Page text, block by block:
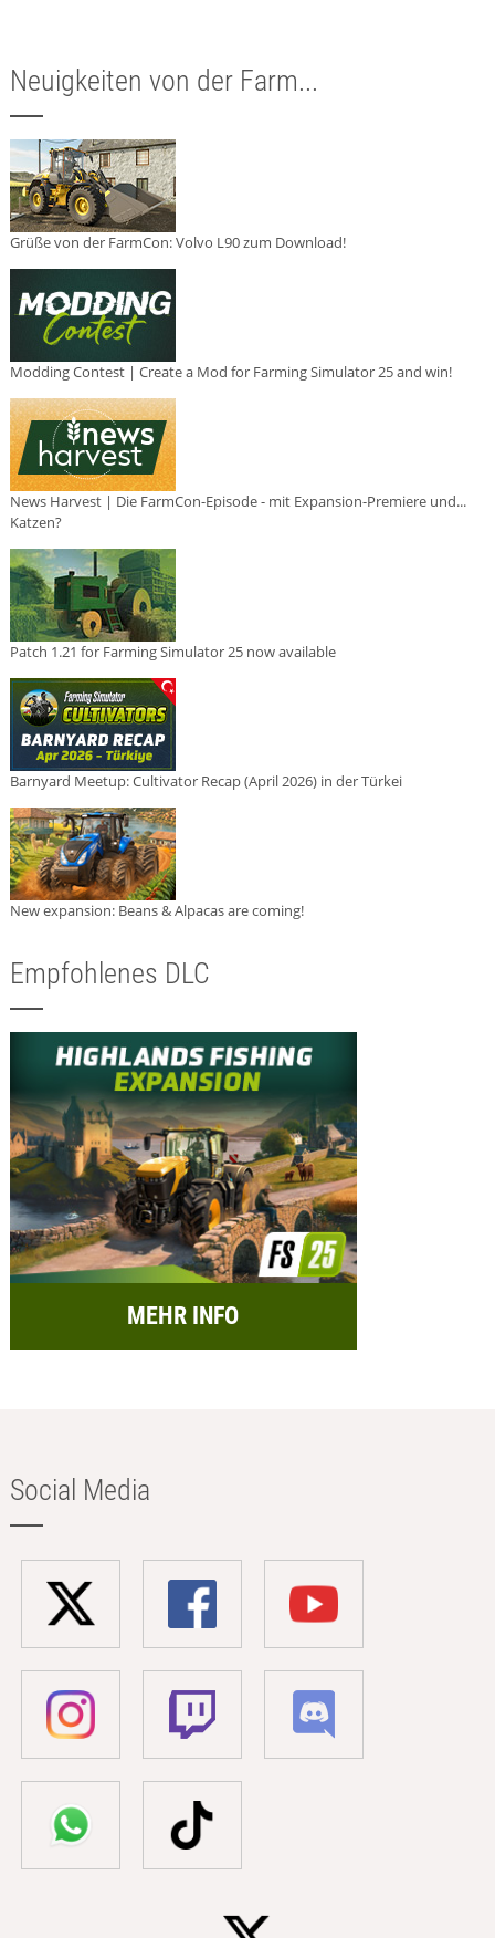
Neuigkeiten von der Farm...
Grüße von der FarmCon: Volvo L90 zum Download!
Modding Contest | Create a Mod for Farming Simulator 25 and win!
News Harvest | Die FarmCon-Episode - mit Expansion-Premiere und...
Katzen?
Patch 1.21 for Farming Simulator 25 now available
Barnyard Meetup: Cultivator Recap (April 2026) in der Türkei
New expansion: Beans & Alpacas are coming!
Empfohlenes DLC
MEHR INFO
Social Media